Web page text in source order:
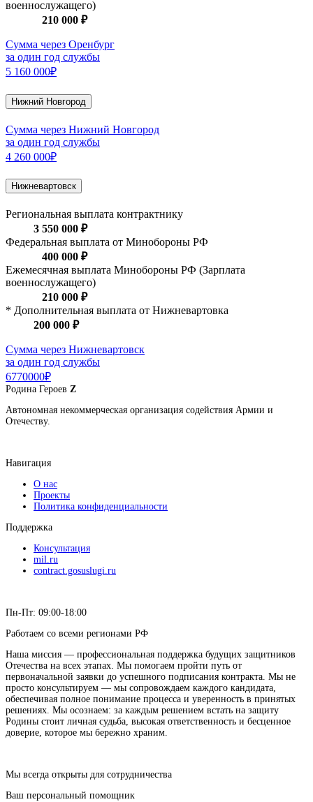
военнослужащего)
210 000 ₽
Сумма через Оренбург
за один год службы
5 160 000₽
Нижний Новгород
Сумма через Нижний Новгород
за один год службы
4 260 000₽
Нижневартовск
Региональная выплата контрактнику
3 550 000 ₽
Федеральная выплата от Минобороны РФ
400 000 ₽
Ежемесячная выплата Минобороны РФ (Зарплата
военнослужащего)
210 000 ₽
* Дополнительная выплата от Нижневартовка
200 000 ₽
Сумма через Нижневартовск
за один год службы
6770000₽
Родина Героев Z
Автономная некоммерческая организация содействия Армии и
Отечеству.
Навигация
О нас
Проекты
Политика конфиденциальности
Поддержка
Консультация
mil.ru
contract.gosuslugi.ru
Пн-Пт: 09:00-18:00
Работаем со всеми регионами РФ
Наша миссия — профессиональная поддержка будущих защитников
Отечества на всех этапах. Мы помогаем пройти путь от
первоначальной заявки до успешного подписания контракта. Мы не
просто консультируем — мы сопровождаем каждого кандидата,
обеспечивая полное понимание процесса и уверенность в принятых
решениях. Мы осознаем: за каждым решением встать на защиту
Родины стоит личная судьба, высокая ответственность и бесценное
доверие, которое мы бережно храним.
Мы всегда открыты для сотрудничества
Ваш персональный помощник